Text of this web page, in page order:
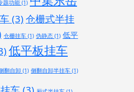
题功能 (1)
(3) 仓栅式半挂
仓栅挂车 (1) 伪静态 (1) 低平
低平板挂车
翻自卸 (1) 侧翻自卸半挂车 (1)